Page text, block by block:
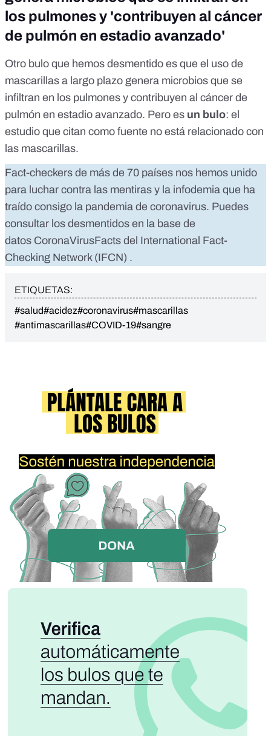
los pulmones y 'contribuyen al cáncer
de pulmón en estadio avanzado'
Otro bulo que hemos desmentido es que el uso de
mascarillas a largo plazo genera microbios que se
infiltran en los pulmones y contribuyen al cáncer de
pulmón en estadio avanzado. Pero es un bulo: el
estudio que citan como fuente no está relacionado con
las mascarillas.
Fact-checkers de más de 70 países nos hemos unido
para luchar contra las mentiras y la infodemia que ha
traído consigo la pandemia de coronavirus. Puedes
consultar los desmentidos en la base de
datos CoronaVirusFacts del International Fact-
Checking Network (IFCN) .
ETIQUETAS:
#salud#acidez#coronavirus#mascarillas
#antimascarillas#COVID-19#sangre